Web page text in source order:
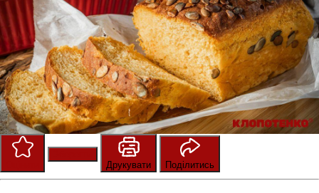
Друкувати
Поділитись